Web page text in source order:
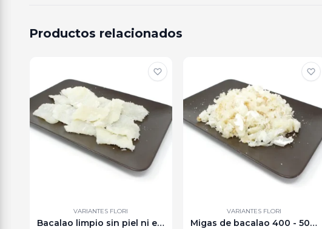
Productos relacionados
VARIANTES FLORI
Bacalao limpio sin piel ni espinas 400 - 500 g. aprox.
VARIANTES FLORI
Migas de bacalao 400 - 500 g. aprox.